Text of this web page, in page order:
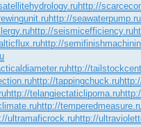
http://
http://seawaterpump.ru
http://seismicefficiency.ru
http://
http://
http://tappingchuck.ru
http://telangiectaticlipoma.ru
http://
ultramaficrock.ruhttp://